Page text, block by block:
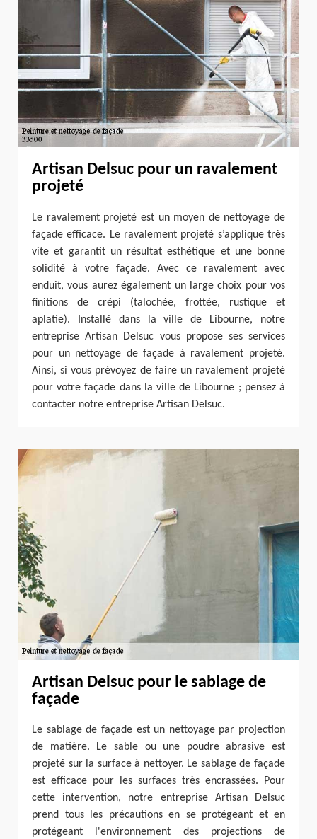
Artisan Delsuc pour un ravalement
projeté
Le ravalement projeté est un moyen de nettoyage de
façade efficace. Le ravalement projeté s’applique très
vite et garantit un résultat esthétique et une bonne
solidité à votre façade. Avec ce ravalement avec
enduit, vous aurez également un large choix pour vos
finitions de crépi (talochée, frottée, rustique et
aplatie). Installé dans la ville de Libourne, notre
entreprise Artisan Delsuc vous propose ses services
pour un nettoyage de façade à ravalement projeté.
Ainsi, si vous prévoyez de faire un ravalement projeté
pour votre façade dans la ville de Libourne ; pensez à
contacter notre entreprise Artisan Delsuc.
Artisan Delsuc pour le sablage de
façade
Le sablage de façade est un nettoyage par projection
de matière. Le sable ou une poudre abrasive est
projeté sur la surface à nettoyer. Le sablage de façade
est efficace pour les surfaces très encrassées. Pour
cette intervention, notre entreprise Artisan Delsuc
prend tous les précautions en se protégeant et en
protégeant l'environnement des projections de